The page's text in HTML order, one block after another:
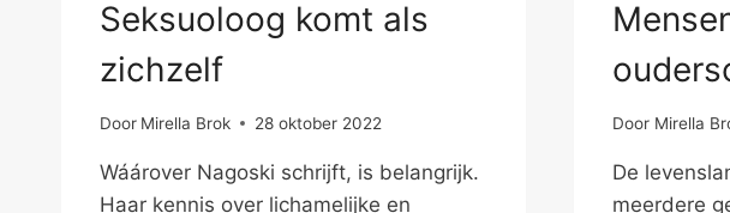
Seksuoloog komt als
zichzelf
Door Mirella Brok 28 oktober 2022
Wáárover Nagoski schrijft, is belangrijk.
Haar kennis over lichamelijke en
Door Mirella
De
meerdere